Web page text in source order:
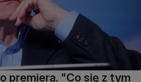
premiera. "Co się z tym